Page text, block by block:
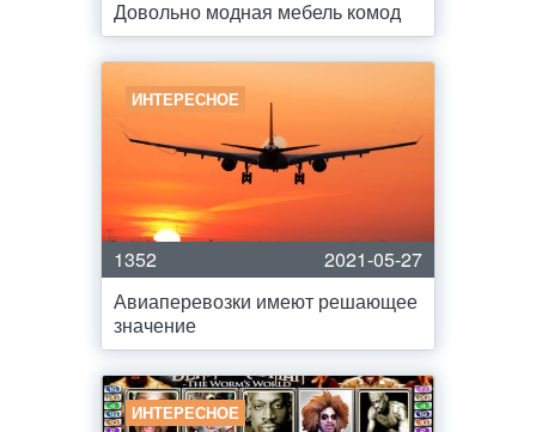
Довольно модная мебель комод
ИНТЕРЕСНОЕ
1352
2021-05-27
Авиаперевозки имеют решающее
значение
ИНТЕРЕСНОЕ